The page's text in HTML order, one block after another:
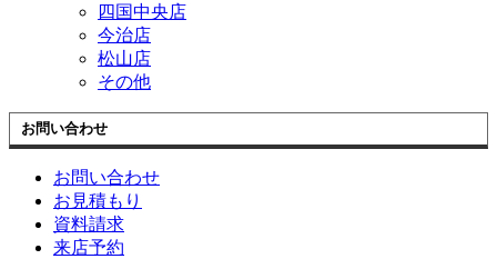
四国中央店
今治店
松山店
その他
お問い合わせ
お問い合わせ
お見積もり
資料請求
来店予約